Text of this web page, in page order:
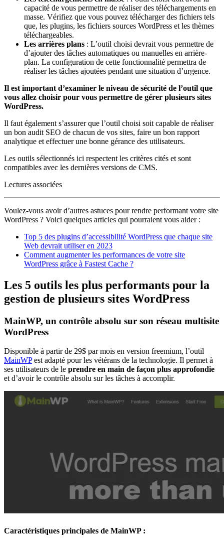
capacité de vous permettre de réaliser des téléchargements en
masse. Vérifiez que vous pouvez télécharger des fichiers tels
que, les plugins, les fichiers sources WordPress et les thèmes
téléchargeables.
Les arrières plans : L’outil choisi devrait vous permettre de
d’ajouter des tâches automatiques ou manuelles en arrière-
plan. La configuration de cette fonctionnalité permettra de
réaliser les tâches ajoutées pendant une situation d’urgence.
Il est important d’examiner le niveau de sécurité de l’outil que
vous allez choisir pour vous permettre de gérer plusieurs sites
WordPress.
Il faut également s’assurer que l’outil choisi soit capable de réaliser
un bon audit SEO de chacun de vos sites, faire un bon rapport
analytique et effectuer une bonne gérance des utilisateurs.
Les outils sélectionnés ici respectent les critères cités et sont
compatibles avec les dernières versions de CMS.
Lectures associées
Voulez-vous avoir d’autres astuces pour rendre performant votre site
WordPress ? Voici quelques articles qui pourraient vous aider :
Top 5 des plugins d’accessibilité WordPress que chaque site
Web devrait utiliser en 2023
Comment augmenter les performances de votre site
WordPress grâce à Fastest Cache ?
Les 5 outils les plus performants pour la
gestion de plusieurs sites WordPress
MainWP, un contrôle absolu sur son réseau multisite
WordPress
Disponible à partir de 29$ par mois en version freemium, l’outil
MainWPest adapté pour les vétérans de la technologie. Il permet à
ses utilisateurs de le prendre en main de façon plus approfondie
et d’avoir le contrôle absolu sur les tâches à accomplir.
Caractéristiques principales de MainWP :